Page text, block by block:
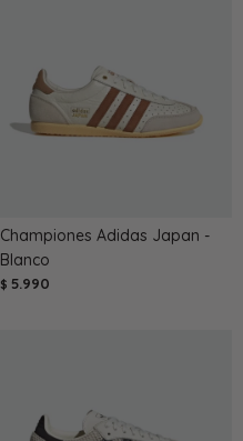
Championes Adidas Japan -
Blanco
$ 5.990